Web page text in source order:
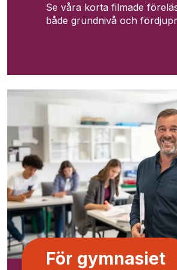
Se våra korta filmade
både grundnivå och
För gymnasiet